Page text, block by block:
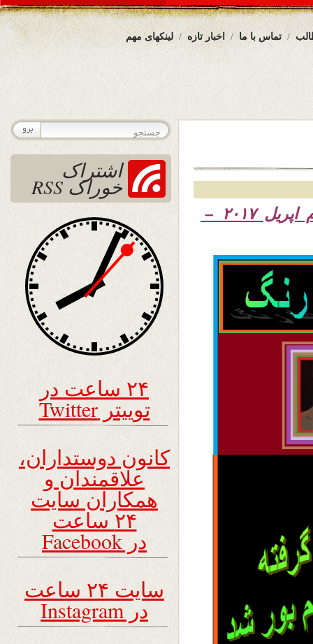
لینکهای مهم اخبار تازه تماس با ما
۱۳۹۶ – سوم اپریل ۲۰۱۷ –
اشتراک
خوراک RSS
۲۴ ساعت در
توییتر Twitter
کانون دوستداران،
علاقمندان و
همکاران سایت
۲۴ ساعت
در Facebook
سایت ۲۴ ساعت
در Instagram